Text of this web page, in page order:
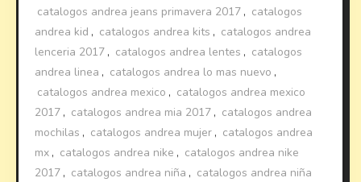
catalogos andrea jeans primavera 2017 , catalogos
andrea kid , catalogos andrea kits , catalogos andrea
lenceria 2017 , catalogos andrea lentes , catalogos
andrea linea , catalogos andrea lo mas nuevo ,
catalogos andrea mexico , catalogos andrea mexico
2017 , catalogos andrea mia 2017 , catalogos andrea
mochilas , catalogos andrea mujer , catalogos andrea
mx , catalogos andrea nike , catalogos andrea nike
2017 , catalogos andrea niña , catalogos andrea niña